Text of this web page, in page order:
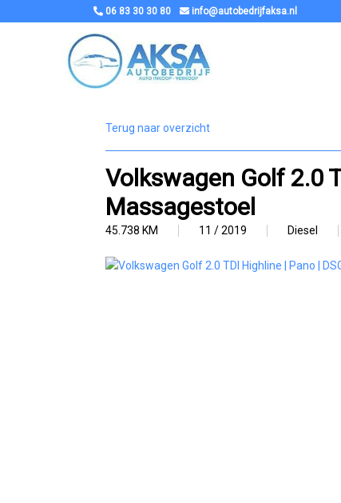
06 83 30 30 80 info@autobedrijfaksa.nl
Terug naar overzicht
Volkswagen Golf 2.0
Massagestoel
45.738 KM 11 / 2019 Diesel